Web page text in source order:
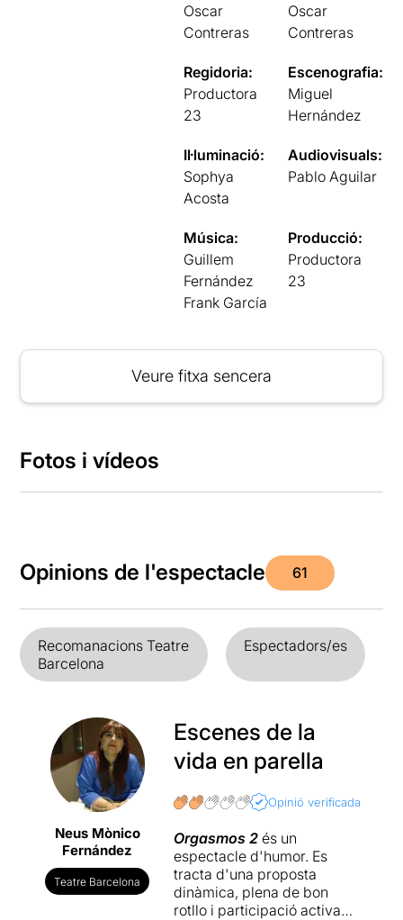
Oscar
Contreras
Oscar
Contreras
Regidoria:
Productora
23
Escenografia:
Miguel
Hernández
Il·luminació:
Sophya
Acosta
Audiovisuals:
Pablo Aguilar
Música:
Guillem
Fernández
Frank García
Producció:
Productora
23
Veure fitxa sencera
Fotos i vídeos
Opinions de l'espectacle 61
Recomanacions Teatre
Barcelona
Espectadors/es
Neus Mònico
Fernández
Teatre Barcelona
Escenes de la
vida en parella
Opinió verificada
Orgasmos 2és un
espectacle d'humor. Es
tracta d'una proposta
dinàmica, plena de bon
rotllo i participació activa